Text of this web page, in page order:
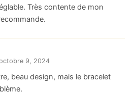
Très contente de mon
9, 2024
beau design, mais le bracelet